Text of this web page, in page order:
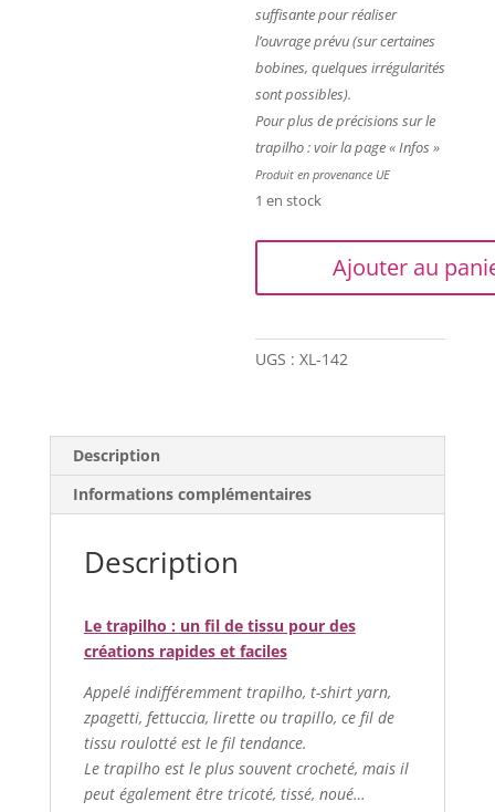
suffisante pour réaliser
l’ouvrage prévu (sur certaines
bobines, quelques irrégularités
sont possibles).
Pour plus deprécisions sur le
trapilho : voir la page « Infos »
Produit en provenance UE
1 en stock
Trapilho
-
Ajouter au
UGS :XL-142
Description
Informations complémentaires
Description
Le trapilho : un fil de tissu pour des
créations rapides et faciles
Appelé indifféremment trapilho, t-shirt yarn,
zpagetti, fettuccia, lirette ou trapillo, ce fil de
tissu roulotté est le fil tendance.
Le trapilho est le plus souvent crocheté, mais il
peut également être tricoté, tissé, noué…